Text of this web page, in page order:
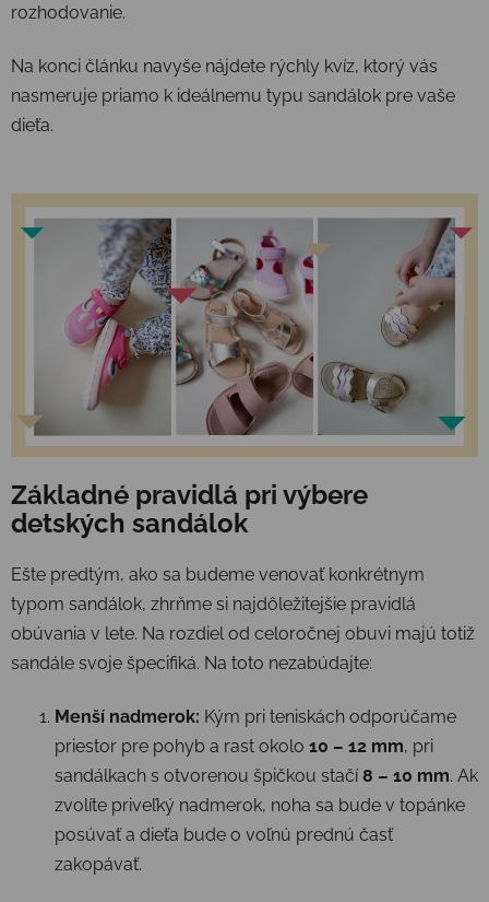
rozhodovanie.
Na konci článku navyše nájdete rýchly kvíz, ktorý vás
nasmeruje priamo k ideálnemu typu sandálok pre vaše
dieťa.
Základné pravidlá pri výbere
detských sandálok
Ešte predtým, ako sa budeme venovať konkrétnym
typom sandálok, zhrňme si najdôležitejšie pravidlá
obúvania v lete. Na rozdiel od celoročnej obuvi majú totiž
sandále svoje špecifiká. Na toto nezabúdajte:
Menší nadmerok: Kým pri teniskách odporúčame
priestor pre pohyb a rast okolo 10 – 12 mm, pri
sandálkach s otvorenou špičkou stačí 8 – 10 mm. Ak
zvolíte priveľký nadmerok, noha sa bude v topánke
posúvať a dieťa bude o voľnú prednú časť
zakopávať.